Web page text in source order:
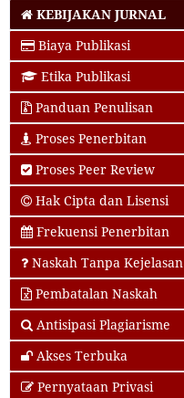
KEBIJAKAN JURNAL
Biaya Publikasi
Etika Publikasi
Panduan Penulisan
Proses Penerbitan
Proses Peer Review
Hak Cipta dan Lisensi
Frekuensi Penerbitan
Naskah Tanpa Kejelasan
Pembatalan Naskah
Antisipasi Plagiarisme
Akses Terbuka
Pernyataan Privasi